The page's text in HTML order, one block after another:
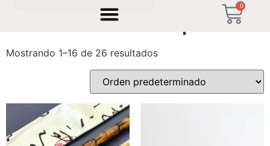
0
Handmade in Spain
Mostrando 1–16 de 26 resultados